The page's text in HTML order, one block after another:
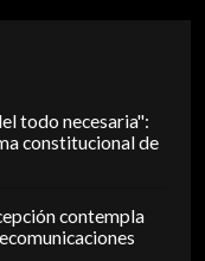
todo necesaria":
constitucional de
contempla